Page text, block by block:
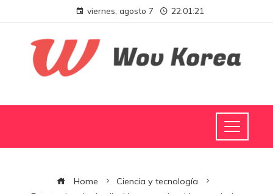
viernes, agosto 7 22:01:22
Home
Ciencia y tecnología